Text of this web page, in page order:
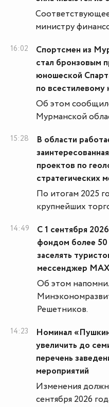
министру
16:02
Спортсмен из
стал бронзовым
юношеской
по всестилевому
Об этом
Мурманской
15:28
В области
проектов по
стратегических
По итогам 2025
крупнейших
14:49
С 1 сентября
фондом более 50
заселять
мессенджер МАХ
Об этом
Решетников.
14:23
Номинал
увеличить до
перечень
мероприятий
Изменения
сентября 2026